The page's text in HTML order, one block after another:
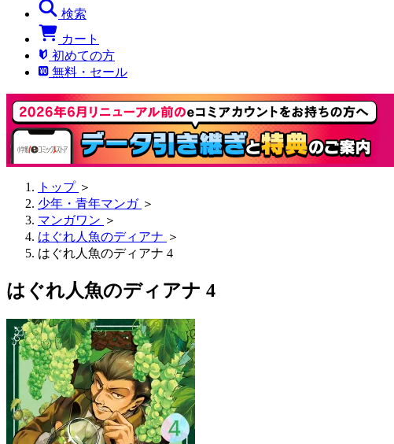
検索
カート
初めての方
無料・セール
トップ ＞
少年・青年マンガ ＞
マンガワン ＞
はぐれ人魚のディアナ ＞
はぐれ人魚のディアナ 4
はぐれ人魚のディアナ 4